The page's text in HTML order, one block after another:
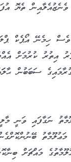
ތެޔޮ
އިތުރު ކުރުމަށް
ސަބަބުން
ނަގާފައި ވަނީ
މައްޗަށް